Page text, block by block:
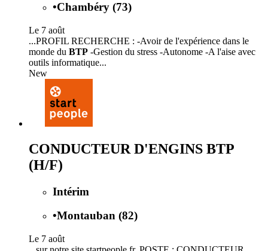
•Chambéry (73)
Le 7 août
...PROFIL RECHERCHE : -Avoir de l'expérience dans le
monde du BTP -Gestion du stress -Autonome -A l'aise avec
outils informatique...
New
CONDUCTEUR D'ENGINS BTP
(H/F)
Intérim
•Montauban (82)
Le 7 août